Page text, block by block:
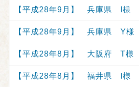
【平成28年9月】 兵庫県 I様
【平成28年9月】 兵庫県 Y様
【平成28年8月】 大阪府 T様
【平成28年8月】 福井県 I様